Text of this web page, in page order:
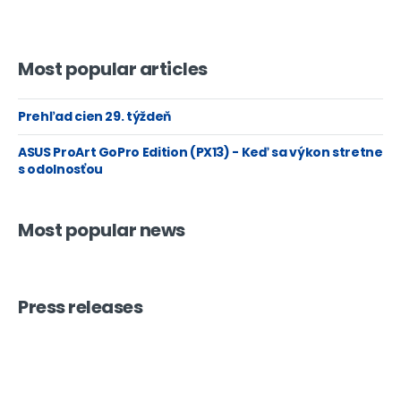
Most popular articles
Prehľad cien 29. týždeň
ASUS ProArt GoPro Edition (PX13) - Keď sa výkon stretne
s odolnosťou
Most popular news
Press releases